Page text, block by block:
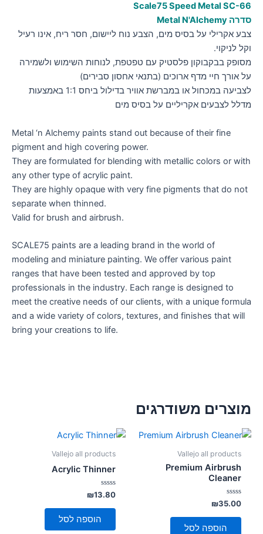
Scale75 Speed Metal SC-66
סדרה Metal N'Alchemy
צבע אקרילי על בסיס מים, הצבע נוח ליישום, חסר ריח, אינו רעיל
וקל לניקוי.
מסופק בבקבוקון פלסטיק עם טפטפת, לנוחות השימוש ולשמירה
על אורך חיי מדף ארוכים (בתנאי אחסון סבירים)
לצביעה במכחול או במברשת אוויר בדילול ביחס 1:1 באמצעות
מדלל לצבעים אקריליים על בסיס מים
Metal ‘n Alchemy paints stand out because of their fine
pigment and high covering power.
They are formulated for blending with metallic colors or with
any other type of acrylic paint.
They are highly opaque with very fine pigments that do not
separate when thinned.
Valid for brush and airbrush.
SCALE75 paints are a leading brand in the world of
modeling and miniature painting. We offer various paint
ranges that have been tested and approved by top
professionals in the industry. Each range is designed to
meet the creative needs of our clients, with a unique formula
and a wide variety of colors, textures, and finishes that will
bring your creations to life.
מוצרים משודרגים
Vallejo all products
Premium Airbrush
Cleaner
דורג
0
מתוך
₪35.00
הוספה לסל
Vallejo all products
Acrylic Thinner
דורג
0
מתוך
₪13.80
הוספה לסל